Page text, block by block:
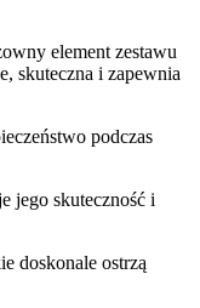
element zestawu
skuteczna i zapewnia
podczas
jego skuteczność i
doskonale ostrzą